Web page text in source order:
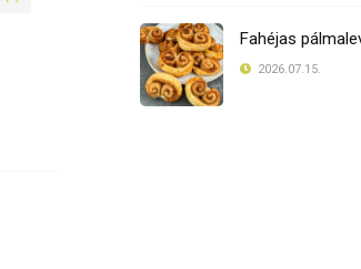
Fahéjas
2026.07.15.